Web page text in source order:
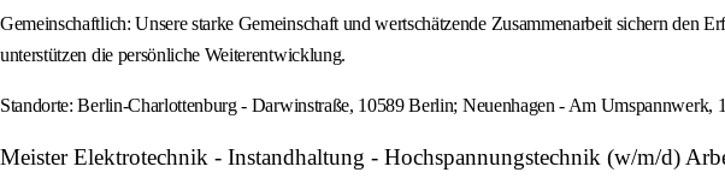
Gemeinschaftlich: Unsere starke Gemeinschaft und wertschätzende Zusammenarbeit sichern
unterstützen die persönliche Weiterentwicklung.
Standorte: Berlin-Charlottenburg - Darwinstraße, 10589 Berlin; Neuenhagen - Am Umspannwerk,
Meister Elektrotechnik - Instandhaltung - Hochspannungstechnik (w/m/d)